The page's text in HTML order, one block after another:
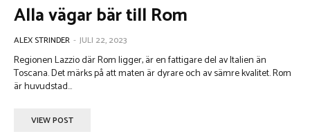
Alla vägar bär till Rom
ALEX STRINDER - JULI 22, 2023
Regionen Lazzio där Rom ligger, är en fattigare del av Italien än
Toscana. Det märks på att maten är dyrare och av sämre kvalitet. Rom
är huvudstad...
VIEW POST